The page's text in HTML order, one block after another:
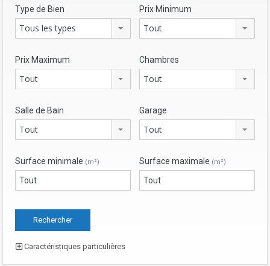
Type de Bien
Tous les types
Prix Minimum
Tout
Prix Maximum
Tout
Chambres
Tout
Salle de Bain
Tout
Garage
Tout
Surface minimale (m²) Surface maximale (m²)
Caractéristiques particulières